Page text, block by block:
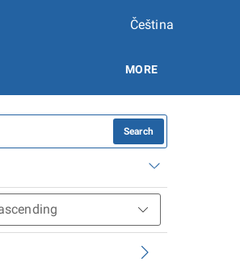
Čeština
MORE
Search